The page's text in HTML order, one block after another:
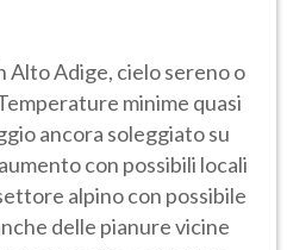
Alto Adige, cielo sereno o
minime quasi
ancora soleggiato su
con possibili locali
alpino con possibile
delle pianure vicine